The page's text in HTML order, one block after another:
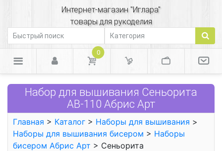
Интернет-магазин "Иглара"
товары для рукоделия
0
Набор для вышивания Сеньорита
АВ-110 Абрис Арт
Главная > Каталог > Наборы для вышивания >
Наборы для вышивания бисером > Наборы
бисером Абрис Арт > Сеньорита